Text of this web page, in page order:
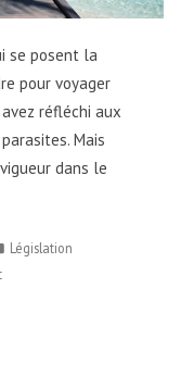
se posent la
pour voyager
réfléchi aux
Mais
dans le
Législation